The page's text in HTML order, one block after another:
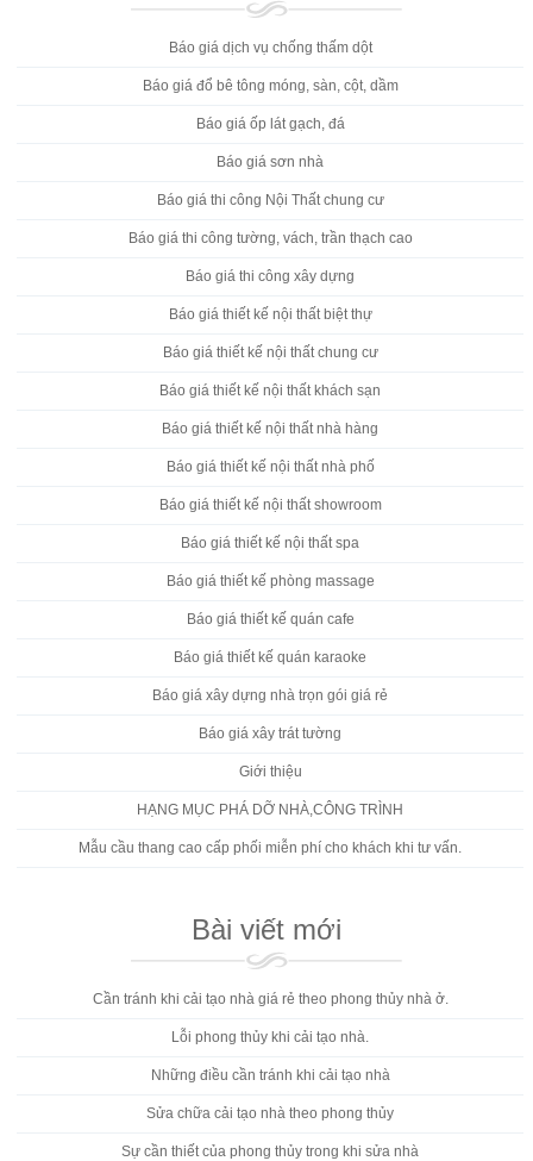
Báo giá dịch vụ chống thấm dột
Báo giá đổ bê tông móng, sàn, cột, dầm
Báo giá ốp lát gạch, đá
Báo giá sơn nhà
Báo giá thi công Nội Thất chung cư
Báo giá thi công tường, vách, trần thạch cao
Báo giá thi công xây dựng
Báo giá thiết kế nội thất biệt thự
Báo giá thiết kế nội thất chung cư
Báo giá thiết kế nội thất khách sạn
Báo giá thiết kế nội thất nhà hàng
Báo giá thiết kế nội thất nhà phố
Báo giá thiết kế nội thất showroom
Báo giá thiết kế nội thất spa
Báo giá thiết kế phòng massage
Báo giá thiết kế quán cafe
Báo giá thiết kế quán karaoke
Báo giá xây dựng nhà trọn gói giá rẻ
Báo giá xây trát tường
Giới thiệu
HẠNG MỤC PHÁ DỠ NHÀ,CÔNG TRÌNH
Mẫu cầu thang cao cấp phối miễn phí cho khách khi tư vấn.
Bài viết mới
Cần tránh khi cải tạo nhà giá rẻ theo phong thủy nhà ở.
Lỗi phong thủy khi cải tạo nhà.
Những điều cần tránh khi cải tạo nhà
Sửa chữa cải tạo nhà theo phong thủy
Sự cần thiết của phong thủy trong khi sửa nhà